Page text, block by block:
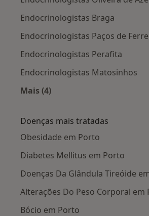
Endocrinologistas Braga
Endocrinologistas Paços de
Endocrinologistas Perafita
Endocrinologistas Matosinhos
Mais (4)
Doenças mais tratadas
Obesidade em Porto
Diabetes Mellitus em Porto
Doenças Da Glândula Tireóide
Alterações Do Peso Corporal em
Bócio em Porto